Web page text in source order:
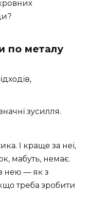
по металу
зусилля.
І краще за неї,
мабуть, немає.
нею — як з
треба зробити